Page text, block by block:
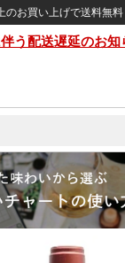
買い上げで送料無料！
伴う配送遅延のお知